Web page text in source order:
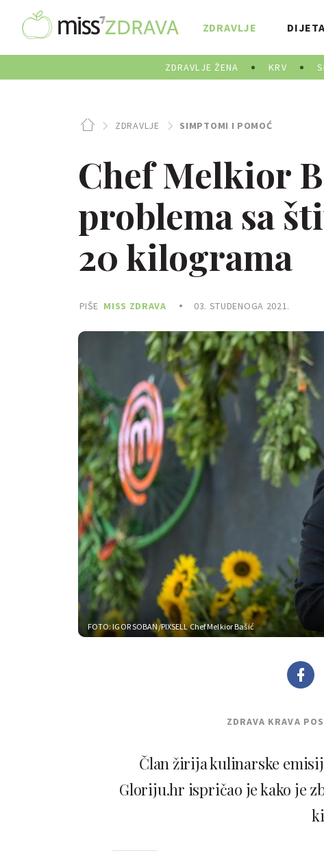
ZDRAVLJE
ZDRAVLJE ŽENA KRV
ZDRAVLJE SIMPTOMI I POMOĆ
Chef Melkior
problema sa
20 kilograma
PIŠE MISS ZDRAVA 03. STUDENOGA 2021.
FOTO: IGOR SOBAN/PIXSELLChef Melkior Bašić
ZDRAVA KRAVA
Član žirija kulinarske
Gloriju.hr ispričao je kako je